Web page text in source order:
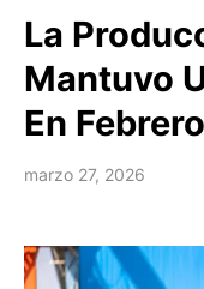
La
Mantuvo
En Febrero
marzo 27, 2026